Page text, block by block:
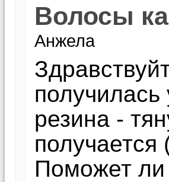
Волосы
Анжела
резина -
получается
Поможет